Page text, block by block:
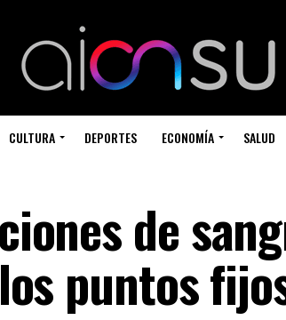
CULTURA DEPORTES ECONOMÍA SALUD
de
puntos